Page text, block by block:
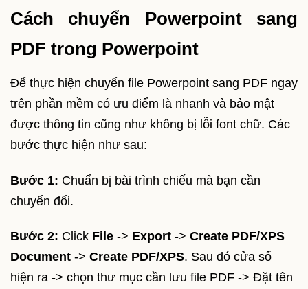
Cách chuyển Powerpoint sang
PDF trong Powerpoint
Để thực hiện chuyển file Powerpoint sang PDF ngay
trên phần mềm có ưu điểm là nhanh và bảo mật
được thông tin cũng như không bị lỗi font chữ. Các
bước thực hiện như sau:
Bước 1: Chuẩn bị bài trình chiếu mà bạn cần
chuyển đổi.
Bước 2: Click File -> Export -> Create PDF/XPS
Document -> Create PDF/XPS. Sau đó cửa sổ
hiện ra -> chọn thư mục cần lưu file PDF -> Đặt tên